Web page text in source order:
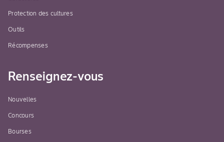
Protection des cultures
Outils
Récompenses
Renseignez-vous
Nouvelles
Concours
Bourses